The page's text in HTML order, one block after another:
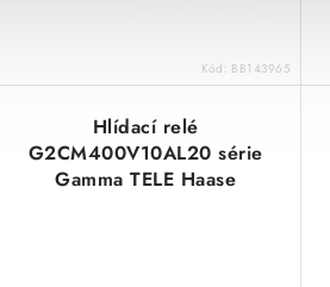
Kód: BB143965
Hlídací relé
G2CM400V10AL20 série
Gamma TELE Haase